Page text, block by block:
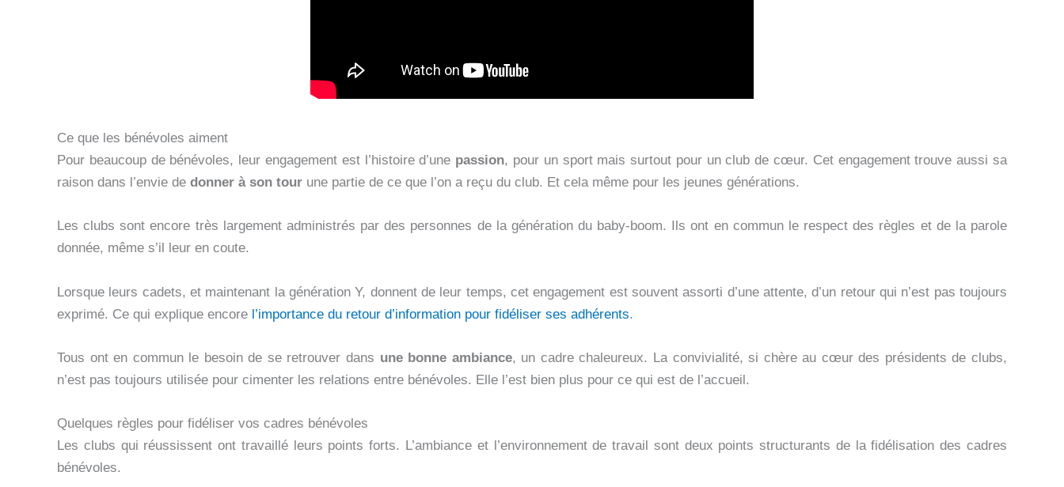
Ce que les bénévoles aiment
Pour beaucoup de bénévoles, leur engagement est l’histoire d’une passion, pour un sport mais surtout pour un club de cœur. Cet engagement trouve aussi sa
raison dans l’envie de donner à son tour une partie de ce que l’on a reçu du club. Et cela même pour les jeunes générations.
Les clubs sont encore très largement administrés par des personnes de la génération du baby-boom. Ils ont en commun le respect des règles et de la parole
donnée, même s’il leur en coute.
Lorsque leurs cadets, et maintenant la génération Y, donnent de leur temps, cet engagement est souvent assorti d’une attente, d’un retour qui n’est pas toujours
exprimé. Ce qui explique encore l’importance du retour d’information pour fidéliser ses adhérents.
Tous ont en commun le besoin de se retrouver dans une bonne ambiance, un cadre chaleureux. La convivialité, si chère au cœur des présidents de clubs,
n’est pas toujours utilisée pour cimenter les relations entre bénévoles. Elle l’est bien plus pour ce qui est de l’accueil.
Quelques règles pour fidéliser vos cadres bénévoles
Les clubs qui réussissent ont travaillé leurs points forts. L’ambiance et l’environnement de travail sont deux points structurants de la fidélisation des cadres
bénévoles.